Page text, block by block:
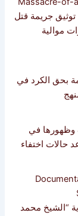
قتل
في
في
محمد